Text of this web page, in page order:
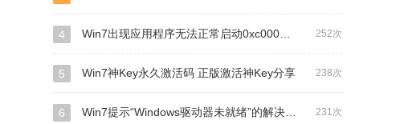
252次
4 Win7出现应用程序无法正常启动0xc0000142的解决方法
238次
5 Win7神Key永久激活码 正版激活神Key分享
231次
6 Win7提示“Windows驱动器未就绪”的解决方法